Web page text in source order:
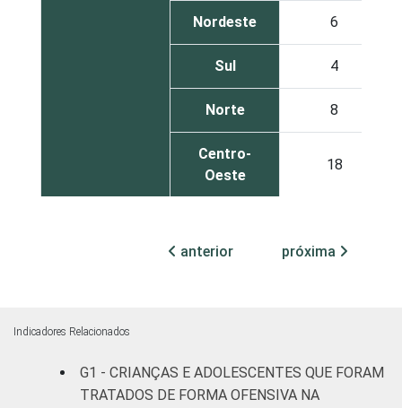
Nordeste 6
Sul 4
Norte 8
Centro-
Oeste
18
ESCOLARIDADE
RESPONSÁVEIS
I
anterior próxima
Indicadores Relacionados
G1 - CRIANÇAS E ADOLESCENTES QUE FORAM
TRATADOS DE FORMA OFENSIVA NA